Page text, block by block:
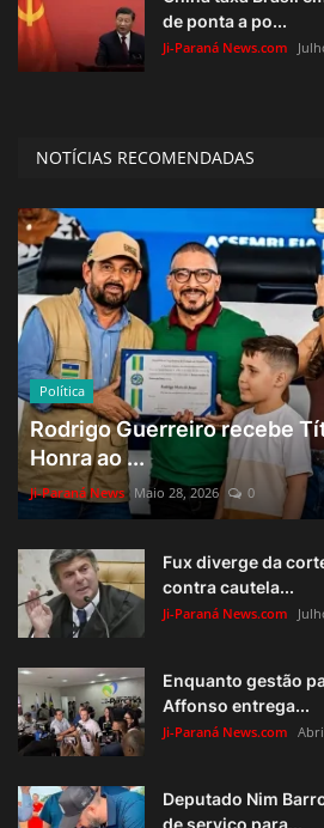
de ponta a po...
Ji-Paraná News.com
NOTÍCIAS RECOMENDADAS
Política
Rodrigo Guerreiro recebe
Honra ao ...
Ji-Paraná News Maio 28, 2026 0
Fux diverge da
contra cautela...
Ji-Paraná News.com
Enquanto gestão
Affonso entrega...
Ji-Paraná News.com
Deputado Nim